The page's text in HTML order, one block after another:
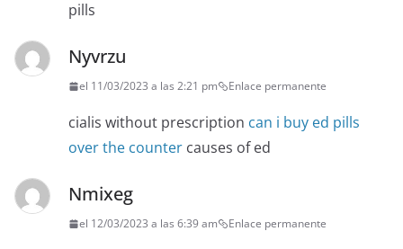
pills
Nyvrzu
el 11/03/2023 a las 2:21 pm Enlace permanente
cialis without prescription can i buy ed pills
over the counter causes of ed
Nmixeg
el 12/03/2023 a las 6:39 am Enlace permanente